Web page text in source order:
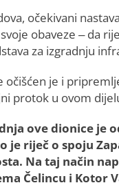
očekivani
obaveze – da
za izgradnju
očišćen je i
protok u ovom
ove dionice je
je riječ o spoju
Na taj način
Čelincu i Kotor